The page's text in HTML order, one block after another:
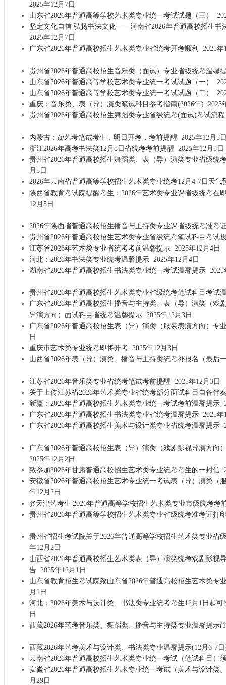
2025年12月7日
山东省2026年普通高等学校艺术类专业统一考试试题（三）
坚定文化自信 弘扬书法文化——河南省2026年普通高校招生书
2025年12月7日
广东省2026年普通高校招生艺术类专业省统考开考顺利
2025年
贵州省2026年普通高校招生音乐类（面试）专业省级统考温馨
山东省2026年普通高等学校艺术类专业统一考试试题（一）
山东省2026年普通高等学校艺术类专业统一考试试题（二）
重庆：音乐类、表（导）演类笔试科目参考指南(2026年) 2025
贵州省2026年普通高校招生舞蹈类专业省级统考(面试)考试流程
内蒙古：@艺考笔试考生，明日开考，考前提醒 2025年12月5
浙江2026年高考书法类12月8日省统考考前提醒 2025年12月5日
贵州省2026年普通高校招生舞蹈类、表（导）演类专业省级统
月5日
2026年云南省普通高等学校招生艺术类专业统考12月4-7日天气
陕西省教育考试院提醒考生：2026年艺术类专业课省级统考在
12月5日
2026年陕西省普通高校招生播音与主持类专业课省级统考准考
贵州省2026年普通高校招生艺术类专业省级统考笔试科目考试
江苏省2026年艺术类专业省统考考前温馨提示2025年12月4日
河北：2026年书法类专业统考温馨提示2025年12月4日
湖南省2026年普通高校招生书法类专业统一考试温馨提示2025
贵州省2026年普通高校招生艺术类专业省级统考笔试科目考试
广东省2026年普通高校招生播音与主持类、表（导）演类（戏
导演方向）面试科目省统考温馨提示2025年12月3日
广东省2026年普通高校招生表（导）演类（服装表演方向）专
日
重庆市艺术类专业统考即将开考2025年12月3日
山西省2026年表（导）演类、播音与主持类统考补报名（最后
江苏省2026年音乐类专业省统考笔试考前提醒 2025年12月3日
关于上传江苏省2026年艺术类专业省统考部分面试科目自备伴
新疆：2026年普通高校招生艺术类专业统一考试考前温馨提示
广东省2026年普通高校招生书法类专业省统考温馨提示2025年
广东省2026年普通高校招生美术与设计类专业省统考温馨提示
广东省2026年普通高校招生表（导）演类（戏剧影视导演方向
2025年12月2日
致参加2026年甘肃普通高校招生艺术类专业统考考生的一封信
安徽省2026年普通高校招生艺术专业统一考试表（导）演类（
年12月2日
@天津艺考生|2026年普通高等学校招生艺术类专业市级统考考
贵州省2026年普通高等学校招生艺术类专业省级统考准考证打
贵州省招生考试院关于2026年普通高等学校招生艺术类专业省
年12月2日
山西省2026年普通高校招生艺术类表（导）演类统考戏剧影视
告2025年12月1日
山东省教育招生考试院致山东省2026年普通高校招生艺术类专
月1日
河北：2026年美术与设计类、书法类专业统考考生12月1日起
日
西藏2026年艺考音乐类、舞蹈类、播音与主持类专业温馨提示
西藏2026年艺考美术与设计类、书法类专业温馨提示(12月6-7
云南省2026年普通高校招生艺术类专业统一考试（笔试科目）
安徽省2026年普通高校招生艺术专业统一考试（美术与设计类
月29日